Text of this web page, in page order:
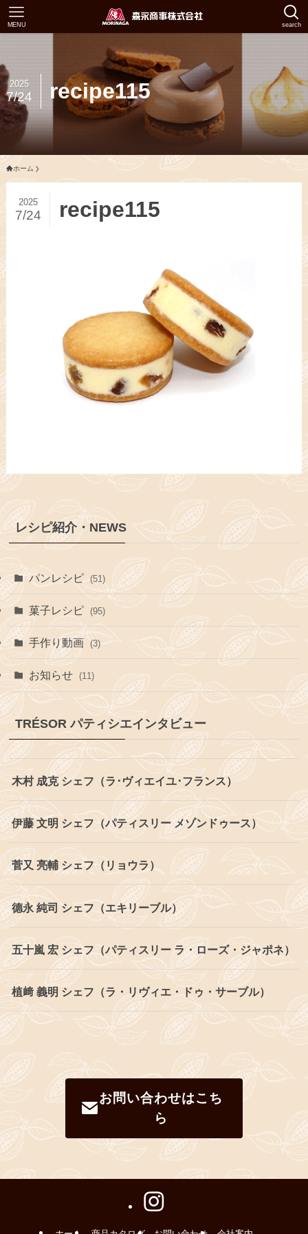
search
MENU
recipe115
2025
7/24
ホーム
recipe115
2025
7/24
レシピ紹介・NEWS
パンレシピ (51)
菓子レシピ (95)
手作り動画 (3)
お知らせ (11)
TRÉSOR パティシエインタビュー
木村 成克 シェフ（ラ･ヴィエイユ･フランス）
伊藤 文明 シェフ（パティスリー メゾンドゥース）
菅又 亮輔 シェフ（リョウラ）
德永 純司 シェフ（エキリーブル）
五十嵐 宏 シェフ（パティスリー ラ・ローズ・ジャポネ）
植﨑 義明 シェフ（ラ・リヴィエ・ドゥ・サーブル）
お問い合わせはこち
ら